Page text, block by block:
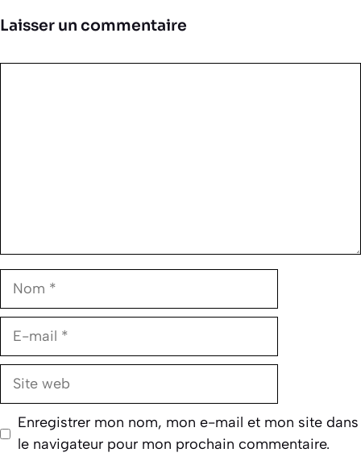
Laisser un commentaire
Nom
E-
Site
Enregistrer mon nom, mon e-mail et mon site dans
le navigateur pour mon prochain commentaire.